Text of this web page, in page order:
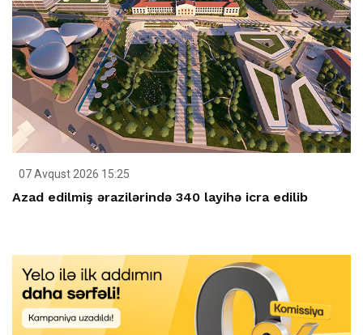
07 Avqust 2026 15:25
Azad edilmiş ərazilərində 340 layihə icra edilib